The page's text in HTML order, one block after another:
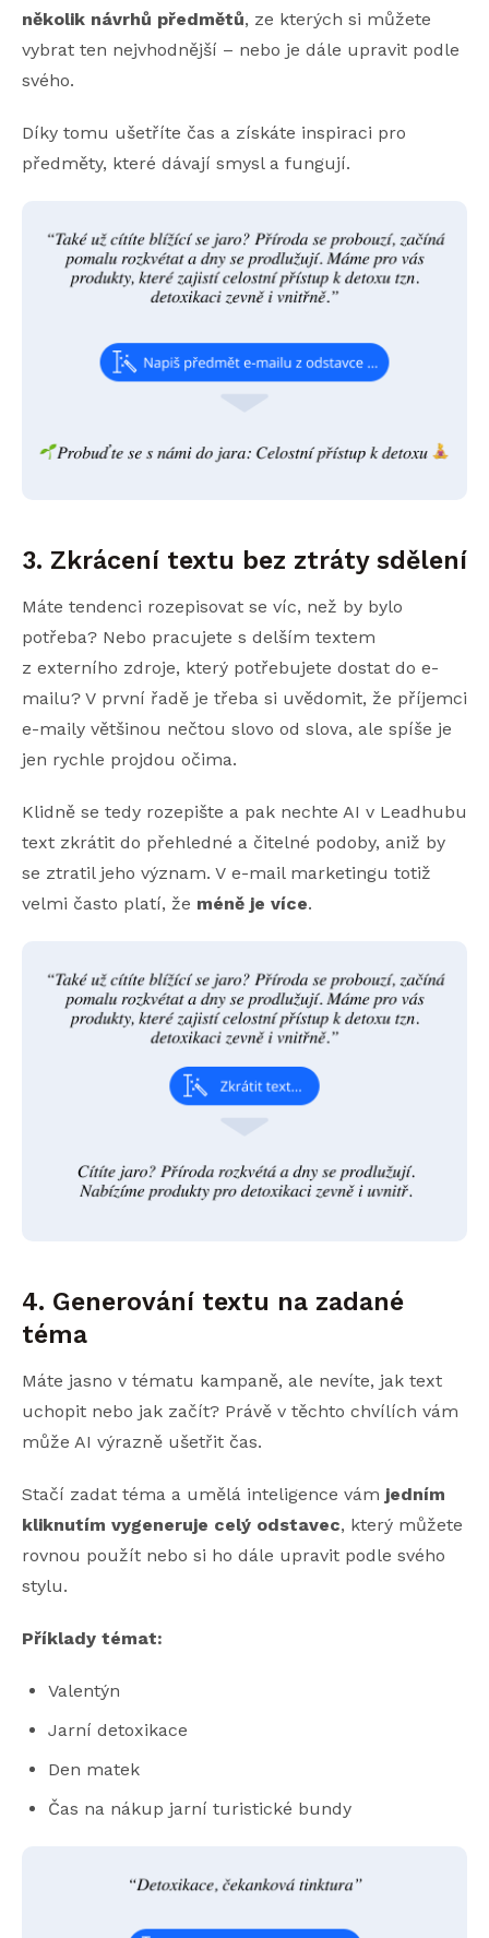
několik návrhů předmětů, ze kterých si můžete
vybrat ten nejvhodnější – nebo je dále upravit podle
svého.
Díky tomu ušetříte čas a získáte inspiraci pro
předměty, které dávají smysl a fungují.
3. Zkrácení textu bez ztráty sdělení
Máte tendenci rozepisovat se víc, než by bylo
potřeba? Nebo pracujete s delším textem
z externího zdroje, který potřebujete dostat do e-
mailu? V první řadě je třeba si uvědomit, že příjemci
e-maily většinou nečtou slovo od slova, ale spíše je
jen rychle projdou očima.
Klidně se tedy rozepište a pak nechte AI v Leadhubu
text zkrátit do přehledné a čitelné podoby, aniž by
se ztratil jeho význam. V e-mail marketingu totiž
velmi často platí, že méně je více.
4. Generování textu na zadané
téma
Máte jasno v tématu kampaně, ale nevíte, jak text
uchopit nebo jak začít? Právě v těchto chvílích vám
může AI výrazně ušetřit čas.
Stačí zadat téma a umělá inteligence vám jedním
kliknutím vygeneruje celý odstavec, který můžete
rovnou použít nebo si ho dále upravit podle svého
stylu.
Příklady témat:
Valentýn
Jarní detoxikace
Den matek
Čas na nákup jarní turistické bundy